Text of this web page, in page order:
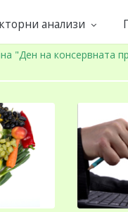
анализи
"Ден на консервната